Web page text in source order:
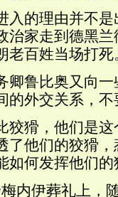
入的理由并不
治家走到德黑
老百姓当场打死
卿鲁比奥又向
的外交关系，
狡猾，他们是
了他们的狡猾
如何发挥他们的
内伊葬礼上，